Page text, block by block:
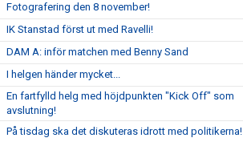
Fotografering den 8 november!
IK Stanstad först ut med Ravelli!
DAM A: inför matchen med Benny Sand
I helgen händer mycket...
En fartfylld helg med höjdpunkten "Kick Off" som
avslutning!
På tisdag ska det diskuteras idrott med politikerna!